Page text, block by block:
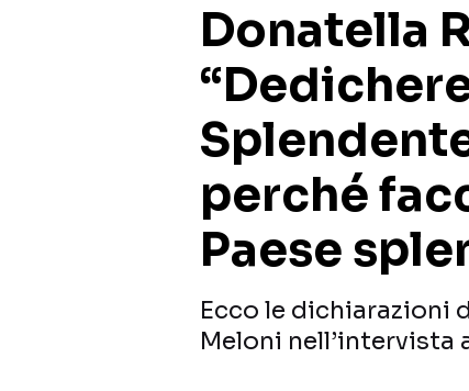
Donatella
perché
Paese
Ecco le dichiarazioni
Meloni nell’intervista